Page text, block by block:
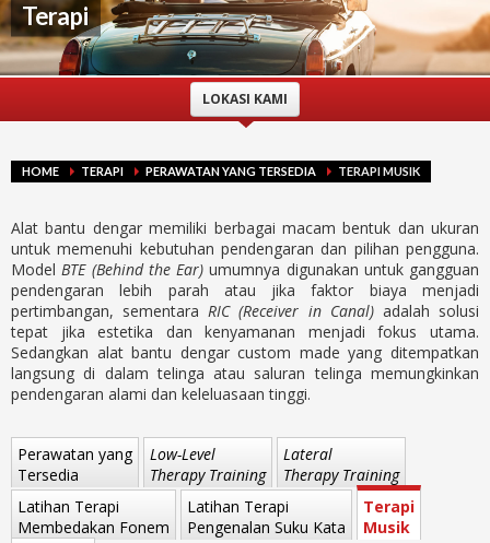
Terapi
LOKASI KAMI
HOME TERAPI PERAWATAN YANG TERSEDIA TERAPI MUSIK
Alat bantu dengar memiliki berbagai macam bentuk dan ukuran
untuk memenuhi kebutuhan pendengaran dan pilihan pengguna.
ModelBTE (Behind the Ear) umumnya digunakan untuk gangguan
pendengaran lebih parah atau jika faktor biaya menjadi
pertimbangan, sementaraRIC (Receiver in Canal)adalah solusi
tepat jika estetika dan kenyamanan menjadi fokus utama.
Sedangkan alat bantu dengar custom made yang ditempatkan
langsung di dalam telinga atau saluran telinga memungkinkan
pendengaran alami dan keleluasaan tinggi.
Perawatan yang
Tersedia
Low-Level
Therapy Training
Lateral
Therapy Training
Latihan Terapi
Membedakan Fonem
Latihan Terapi
Pengenalan Suku Kata
Terapi
Musik